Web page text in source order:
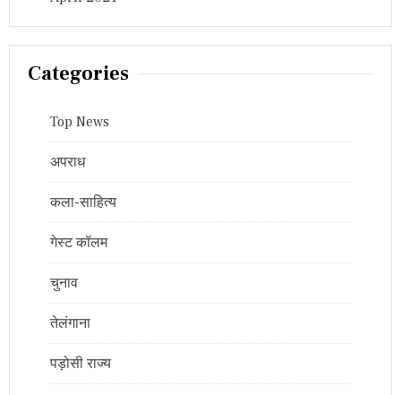
Categories
Top News
अपराध
कला-साहित्य
गेस्ट कॉलम
चुनाव
तेलंगाना
पड़ोसी राज्य